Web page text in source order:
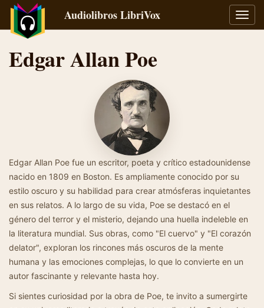
Audiolibros LibriVox
Edgar Allan Poe
Edgar Allan Poe fue un escritor, poeta y crítico estadounidense
nacido en 1809 en Boston. Es ampliamente conocido por su
estilo oscuro y su habilidad para crear atmósferas inquietantes
en sus relatos. A lo largo de su vida, Poe se destacó en el
género del terror y el misterio, dejando una huella indeleble en
la literatura mundial. Sus obras, como "El cuervo" y "El corazón
delator", exploran los rincones más oscuros de la mente
humana y las emociones complejas, lo que lo convierte en un
autor fascinante y relevante hasta hoy.
Si sientes curiosidad por la obra de Poe, te invito a sumergirte